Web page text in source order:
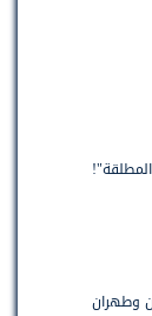
وطهران